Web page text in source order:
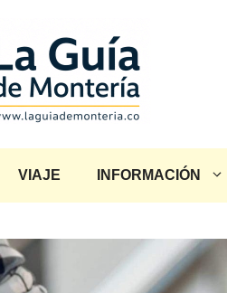
VIAJE INFORMACIÓN